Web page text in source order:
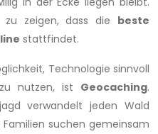
zeigen, dass die beste
stattfindet.
Technologie sinnvoll
nutzen, ist Geocaching.
verwandelt jeden Wald
suchen gemeinsam